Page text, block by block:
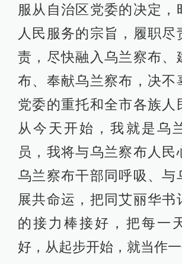
服从自治区党委的决定，
人民服务的宗旨，履职尽
责，尽快融入乌兰察布、
布、奉献乌兰察布，决不
党委的重托和全市各族人
从今天开始，我就是乌
员，我将与乌兰察布人民
乌兰察布干部同呼吸、与
展共命运，把同艾丽华书
的接力棒接好，把每一
好，从起步开始，就当作一